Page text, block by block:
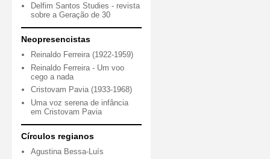
Delfim Santos Studies - revista
sobre a Geração de 30
Neopresencistas
Reinaldo Ferreira (1922-1959)
Reinaldo Ferreira - Um voo
cego a nada
Cristovam Pavia (1933-1968)
Uma voz serena de infância
em Cristovam Pavia
Círculos regianos
Agustina Bessa-Luís